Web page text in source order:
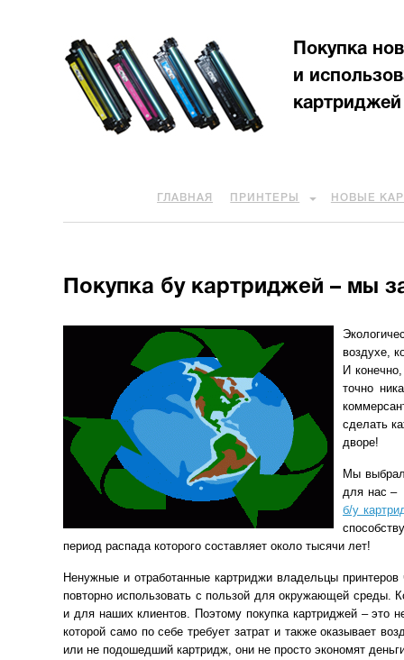
Покупка
и
картриджей
ГЛАВНАЯ ПРИНТЕРЫ НОВЫЕ
Покупка бу картриджей – мы
воздухе,
И
точно
сделать
дворе!
Мы
для нас –
б/у
период распада которого составляет около тысячи лет!
Ненужные и отработанные картриджи владельцы
повторно использовать с пользой для окружающей среды.
и для наших клиентов. Поэтому покупка картриджей – это
которой само по себе требует затрат и также оказывает
или не подошедший картридж, они не просто экономят